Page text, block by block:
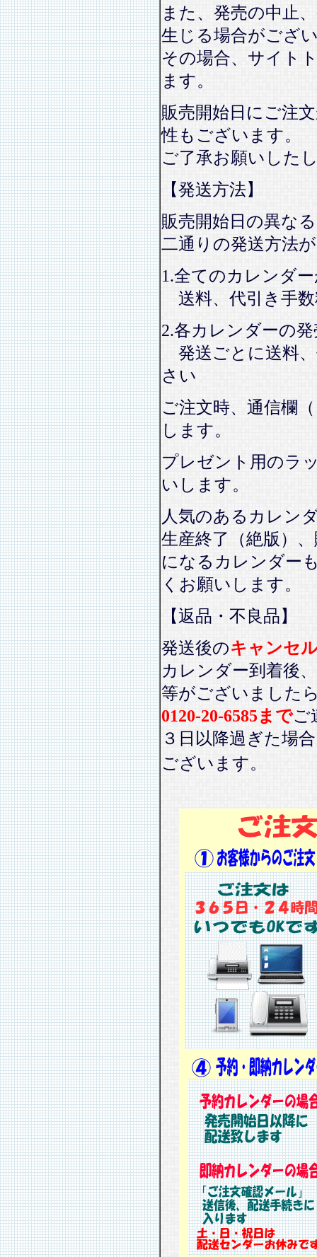
また、発売の中止
生じる場合がござ
その場合、サイト
ます。
販売開始日にご注
性もございます。
ご了承お願いした
【発送方法】
販売開始日の異な
二通りの発送方法
1.全てのカレンダ
送料、代引き手
2.各カレンダーの
発送ごとに送料
さい
ご注文時、通信欄
します。
プレゼント用のラ
いします。
人気のあるカレン
生産終了（絶版）
になるカレンダー
くお願いします。
【返品・不良品】
発送後のキャンセ
カレンダー到着後、
等がございました
0120-20-6585までご
３日以降過ぎた場
ございます。